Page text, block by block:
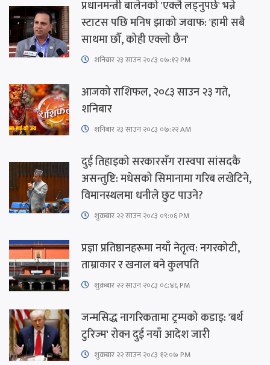
प्रधानमन्त्री बालेनको 'एक्लै लड्नुपर्छ' भन्ने
स्टाटस पछि मनिष झाको जवाफ: 'हामी सबै
साथमा छौँ, कोही एक्लो छैन'
शनिबार २३ साउन २०८३ ०७:१२ PM
आजको राशिफल, २०८३ साउन २३ गते,
शनिबार
शनिबार २३ साउन २०८३ ०७:२२ AM
दुई तिहाइको सरकारसँग रास्वपा सांसदकै
असन्तुष्टि: मधेसको सिमानामा गरिब लखेटिने,
विमानस्थलमा धनीले छुट पाउने?
शुक्रबार​ २२ साउन २०८३ ०९:०६ PM
प्रज्ञा प्रतिष्ठानहरूमा नयाँ नेतृत्व: नगरकोटी,
ताम्राकार र खनाल बने कुलपति
शुक्रबार​ २२ साउन २०८३ ०८:४६ PM
जन्मसिद्ध नागरिकतामा ट्रम्पको कडाइ: 'बर्थ
टुरिज्म' रोक्न दुई नयाँ आदेश जारी
शुक्रबार​ २२ साउन २०८३ १२:०७ PM